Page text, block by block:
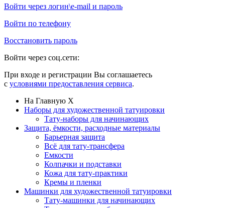
Войти через логин\e-mail и пароль
Войти по телефону
Восстановить пароль
Войти через соц.сети:
При входе и регистрации Вы соглашаетесь
с условиями предоставления сервиса.
На Главную X
Наборы для художественной татуировки
Тату-наборы для начинающих
Защита, ёмкости, расходные материалы
Барьерная защита
Всё для тату-трансфера
Емкости
Колпачки и подставки
Кожа для тату-практики
Кремы и пленки
Машинки для художественной татуировки
Тату-машинки для начинающих